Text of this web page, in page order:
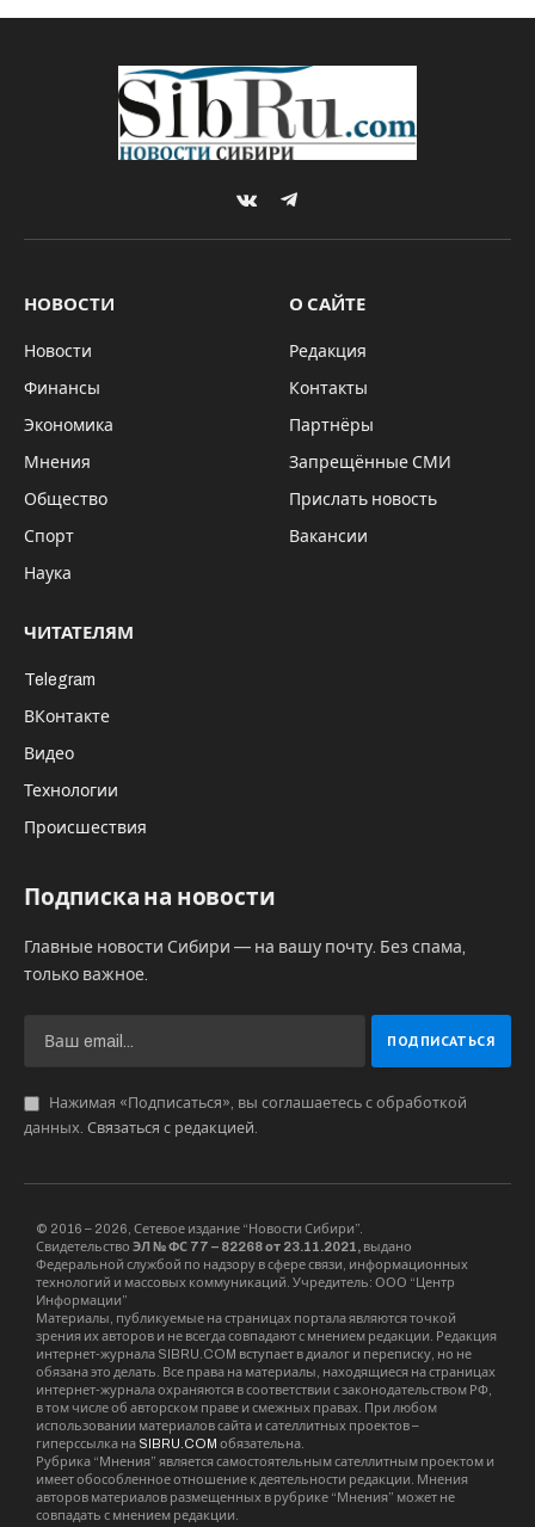
VKontakteTelegram
НОВОСТИ
Новости
Финансы
Экономика
Мнения
Общество
Спорт
Наука
О САЙТЕ
Редакция
Контакты
Партнёры
Запрещённые СМИ
Прислать новость
Вакансии
ЧИТАТЕЛЯМ
Telegram
ВКонтакте
Видео
Технологии
Происшествия
Подписка на новости
Главные новости Сибири — на вашу почту. Без спама,
только важное.
Нажимая «Подписаться», вы соглашаетесь с обработкой
данных. Связаться с редакцией.
© 2016 – 2026, Сетевое издание “Новости Сибири”.
Свидетельство ЭЛ № ФС 77 – 82268 от 23.11.2021, выдано
Федеральной службой по надзору в сфере связи, информационных
технологий и массовых коммуникаций. Учредитель: ООО “Центр
Информации”
Материалы, публикуемые на страницах портала являются точкой
зрения их авторов и не всегда совпадают с мнением редакции. Редакция
интернет-журнала SIBRU.COM вступает в диалог и переписку, но не
обязана это делать. Все права на материалы, находящиеся на страницах
интернет-журнала охраняются в соответствии с законодательством РФ,
в том числе об авторском праве и смежных правах. При любом
использовании материалов сайта и сателлитных проектов –
гиперссылка на SIBRU.COM обязательна.
Рубрика “Мнения” является самостоятельным сателлитным проектом и
имеет обособленное отношение к деятельности редакции. Мнения
авторов материалов размещенных в рубрике “Мнения” может не
совпадать с мнением редакции.